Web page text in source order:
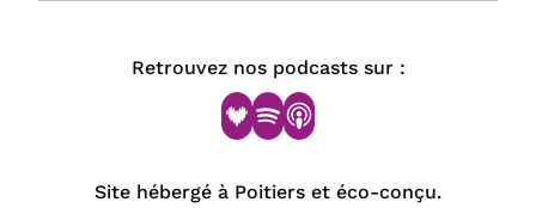
Retrouvez nos podcasts sur :
Site hébergé à Poitiers et éco-conçu.